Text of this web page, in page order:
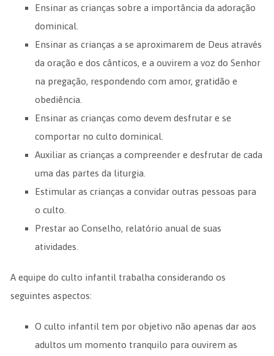
Ensinar as crianças sobre a importância da adoração
dominical.
Ensinar as crianças a se aproximarem de Deus através
da oração e dos cânticos, e a ouvirem a voz do Senhor
na pregação, respondendo com amor, gratidão e
obediência.
Ensinar as crianças como devem desfrutar e se
comportar no culto dominical.
Auxiliar as crianças a compreender e desfrutar de cada
uma das partes da liturgia.
Estimular as crianças a convidar outras pessoas para
o culto.
Prestar ao Conselho, relatório anual de suas
atividades.
A equipe do culto infantil trabalha considerando os
seguintes aspectos:
O culto infantil tem por objetivo não apenas dar aos
adultos um momento tranquilo para ouvirem as